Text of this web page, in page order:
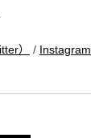
） / Instagram